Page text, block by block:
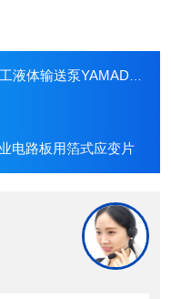
泵YAMADA雅玛达防腐隔膜泵
电路板用箔式应变片